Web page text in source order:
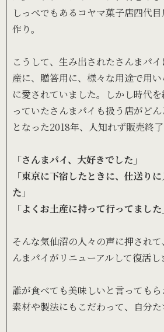
しっぺでもあるコヤマ菓子店四代
作り。
こうして、生み出されたさんまパ
産に、贈答用に、様々な用途で用
に愛されていました。しかし時代
っていたさんまパイも扱う店がど
となった2018年、人知れず販売終
「さんまパイ、大好きでした」
「東京に下宿したときに、仕送り
た」
「よくお土産に持って行ってました
そんな気仙沼の人々の声に押され
んまパイがリニューアルして復活し
誰が食べても美味しいと言ってもら
素材や製法にもこだわって、自分た